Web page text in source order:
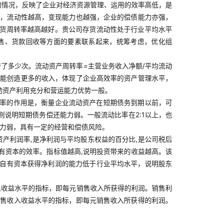
况，反映了企业对经济资源管理、运用的效率高低，是
动性越高，变现能力也越强，企业的偿债能力亦强，
周转率越高越好。贵公司存货流动性处于行业平均水平
货款回收等方面的要素联系起来，统筹考虑，优化组
多少次。流动资产周转率=主营业务收入净额/平均流动
造更多的收入，体现了企业高效率的资产管理水平，
产利用充分和营运能力优势一般。
的作用是，衡量企业流动资产在短期债务到期以前，可
明短期债务偿还能力弱。一般流动比率在2:1以上，也
，具有一定的经营和偿债风险。
利润率,是净利润与平均股东权益的百分比,是公司税后
本的效率。指标值越高,说明投资带来的收益越高。该
有资本获得净利润的能力低于行业平均水平，说明股东
益水平的指标，即每元销售收入所获得的利润。销售利
入收益水平的指标，即每元销售收入所获得的利润。